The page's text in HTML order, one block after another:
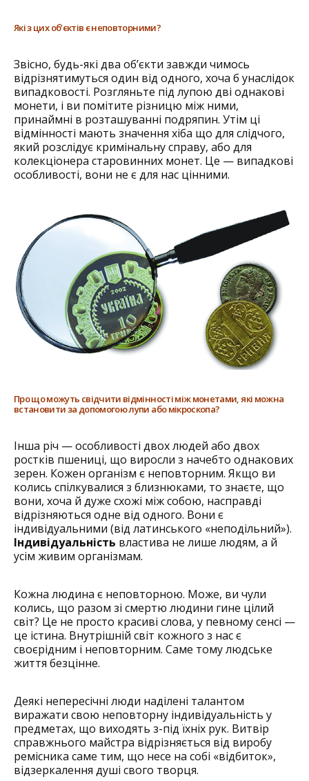
Які з цих об’єктів є неповторними?
Звісно, будь-які два об’єкти завжди чимось
відрізнятимуться один від одного, хоча б унаслідок
випадковості. Розгляньте під лупою дві однакові
монети, і ви помітите різницю між ними,
принаймні в розташуванні подряпин. Утім ці
відмінності мають значення хіба що для слідчого,
який розслідує кримінальну справу, або для
колекціонера старовинних монет. Це — випадкові
особливості, вони не є для нас цінними.
Про що можуть свідчити відмінності між монетами, які можна
встановити за допомогою лупи або мікроскопа?
Інша річ — особливості двох людей або двох
ростків пшениці, що виросли з начебто однакових
зерен. Кожен організм є неповторним. Якщо ви
колись спілкувалися з близнюками, то знаєте, що
вони, хоча й дуже схожі між собою, насправді
відрізняються одне від одного. Вони є
індивідуальними (від латинського «неподільний»).
Індивідуальність властива не лише людям, а й
усім живим організмам.
Кожна людина є неповторною. Може, ви чули
колись, що разом зі смертю людини гине цілий
світ? Це не просто красиві слова, у певному сенсі —
це істина. Внутрішній світ кожного з нас є
своєрідним і неповторним. Саме тому людське
життя безцінне.
Деякі непересічні люди наділені талантом
виражати свою неповторну індивідуальність у
предметах, що виходять з-під їхніх рук. Витвір
справжнього майстра відрізняється від виробу
ремісника саме тим, що несе на собі «відбиток»,
відзеркалення душі свого творця.